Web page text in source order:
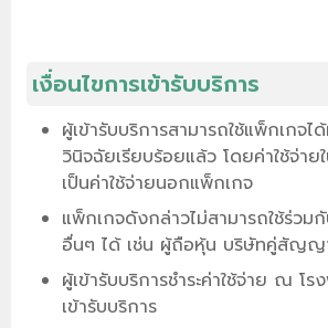
เงื่อนไขการเข้ารับบริการ
ผู้เข้ารับบริการสามารถใช้แพ็กเกจไ
วินิจฉัยเรียบร้อยแล้ว โดยค่าใช้จ่าย
เป็นค่าใช้จ่ายนอกแพ็กเกจ
แพ็กเกจดังกล่าวไม่สามารถใช้ร่วม
อื่นๆ ได้ เช่น ผู้ถือหุ้น บริษัทคู่สัญญ
ผู้เข้ารับบริการชำระค่าใช้จ่าย ณ โ
เข้ารับบริการ